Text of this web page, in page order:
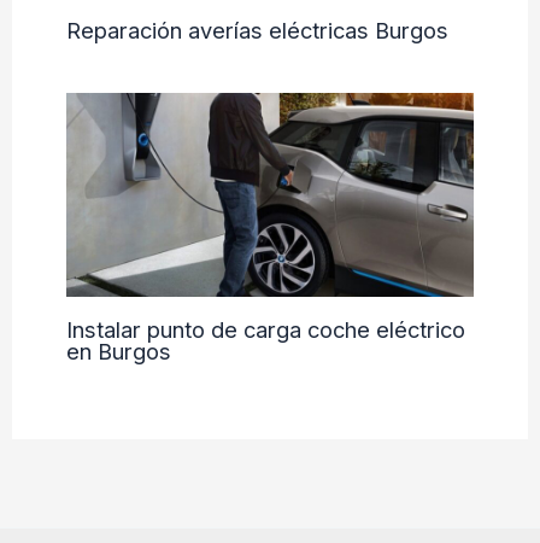
Reparación averías eléctricas Burgos
Instalar punto de carga coche eléctrico
en Burgos